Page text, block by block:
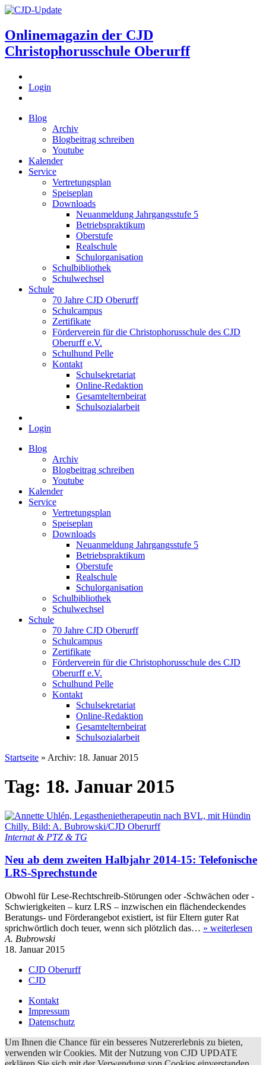
Onlinemagazin der CJD
Christophorusschule Oberurff
Login
Blog
Archiv
Blogbeitrag schreiben
Youtube
Kalender
Service
Vertretungsplan
Speiseplan
Downloads
Neuanmeldung Jahrgangsstufe 5
Betriebspraktikum
Oberstufe
Realschule
Schulorganisation
Schulbibliothek
Schulwechsel
Schule
70 Jahre CJD Oberurff
Schulcampus
Zertifikate
Förderverein für die Christophorusschule des CJD
Oberurff e.V.
Schulhund Pelle
Kontakt
Schulsekretariat
Online-Redaktion
Gesamtelternbeirat
Schulsozialarbeit
Login
Blog
Archiv
Blogbeitrag schreiben
Youtube
Kalender
Service
Vertretungsplan
Speiseplan
Downloads
Neuanmeldung Jahrgangsstufe 5
Betriebspraktikum
Oberstufe
Realschule
Schulorganisation
Schulbibliothek
Schulwechsel
Schule
70 Jahre CJD Oberurff
Schulcampus
Zertifikate
Förderverein für die Christophorusschule des CJD
Oberurff e.V.
Schulhund Pelle
Kontakt
Schulsekretariat
Online-Redaktion
Gesamtelternbeirat
Schulsozialarbeit
Startseite » Archiv: 18. Januar 2015
Tag: 18. Januar 2015
Internat & PTZ & TG
Neu ab dem zweiten Halbjahr 2014-15: Telefonische
LRS-Sprechstunde
Obwohl für Lese-Rechtschreib-Störungen oder -Schwächen oder -
Schwierigkeiten – kurz LRS – inzwischen ein flächendeckendes
Beratungs- und Förderangebot existiert, ist für Eltern guter Rat
sprichwörtlich doch teuer, wenn sich plötzlich das… » weiterlesen
A. Bubrowski
18. Januar 2015
CJD Oberurff
CJD
Kontakt
Impressum
Datenschutz
Um Ihnen die Chance für ein besseres Nutzererlebnis zu bieten,
verwenden wir Cookies. Mit der Nutzung von CJD UPDATE